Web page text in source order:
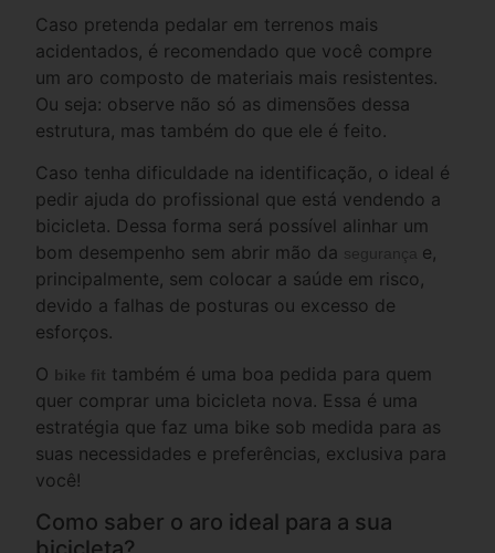
Caso pretenda pedalar em terrenos mais
acidentados, é recomendado que você compre
um aro composto de materiais mais resistentes.
Ou seja: observe não só as dimensões dessa
estrutura, mas também do que ele é feito.
Caso tenha dificuldade na identificação, o ideal é
pedir ajuda do profissional que está vendendo a
bicicleta. Dessa forma será possível alinhar um
bom desempenho sem abrir mão da
segurança
e,
principalmente, sem colocar a saúde em risco,
devido a falhas de posturas ou excesso de
esforços.
O bike fit também é uma boa pedida para quem
quer comprar uma bicicleta nova. Essa é uma
estratégia que faz uma bike sob medida para as
suas necessidades e preferências, exclusiva para
você!
Como saber o aro ideal para a sua